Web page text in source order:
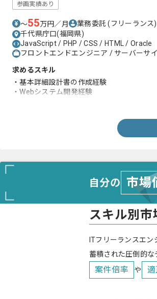
参画実績あり
〜55万円／月 業務委託(フリーランス)
千代県庁口(福岡県)
JavaScript / PHP / CSS / HTML / Oracle
フロントエンドエンジニア / サーバーサ
求めるスキル
・基本詳細設計書の作成経験
・Webシステム開発経験
自分の 市場
スキル別
ITフリーランスエ
蓄積された圧倒的な
案件倍率 や